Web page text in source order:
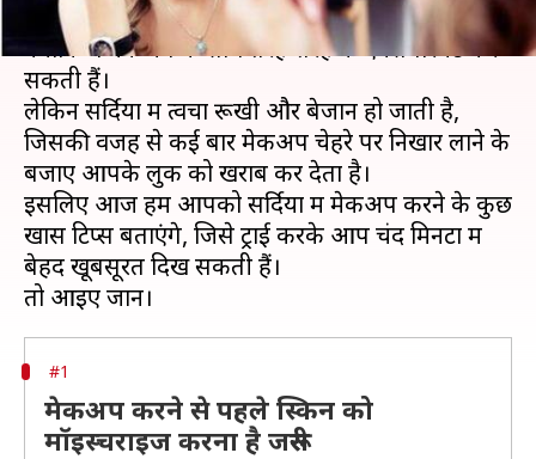
मेकअप के शौकिनों के लिए सर्दियों का मौसम बेस्ट है,
क्योंकि वे मेकअप के साथ तरह-तरह के एक्सपेरिमेंट कर
सकती हैं।
लेकिन सर्दियों में त्वचा रूखी और बेजान हो जाती है,
जिसकी वजह से कई बार मेकअप चेहरे पर निखार लाने के
बजाए आपके लुक को खराब कर देता है।
इसलिए आज हम आपको सर्दियों में मेकअप करने के कुछ
खास टिप्स बताएंगे, जिसे ट्राई करके आप चंद मिनटों में
बेहद खूबसूरत दिख सकती हैं।
#1
मेकअप करने से पहले स्किन को
मॉइस्चराइज करना है जरूरी